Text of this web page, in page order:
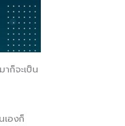
ก็จะเป็น
เองก็